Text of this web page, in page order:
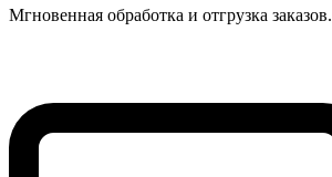
Мгновенная обработка и отгрузка заказов.